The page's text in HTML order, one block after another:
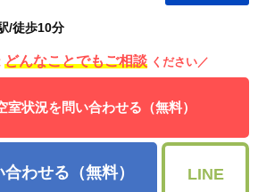
/徒歩10分
どんなことでもご相談 ください／
室状況を問い合わせる（無料）
わせる（無料） LINE